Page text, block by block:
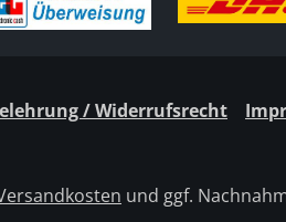
/ Widerrufsrecht
und ggf.